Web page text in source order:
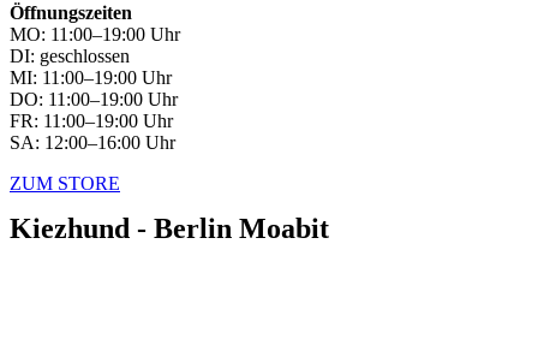
Öffnungszeiten
MO: 11:00–19:00 Uhr
DI: geschlossen
MI: 11:00–19:00 Uhr
DO: 11:00–19:00 Uhr
FR: 11:00–19:00 Uhr
SA: 12:00–16:00 Uhr
ZUM STORE
Kiezhund - Berlin Moabit